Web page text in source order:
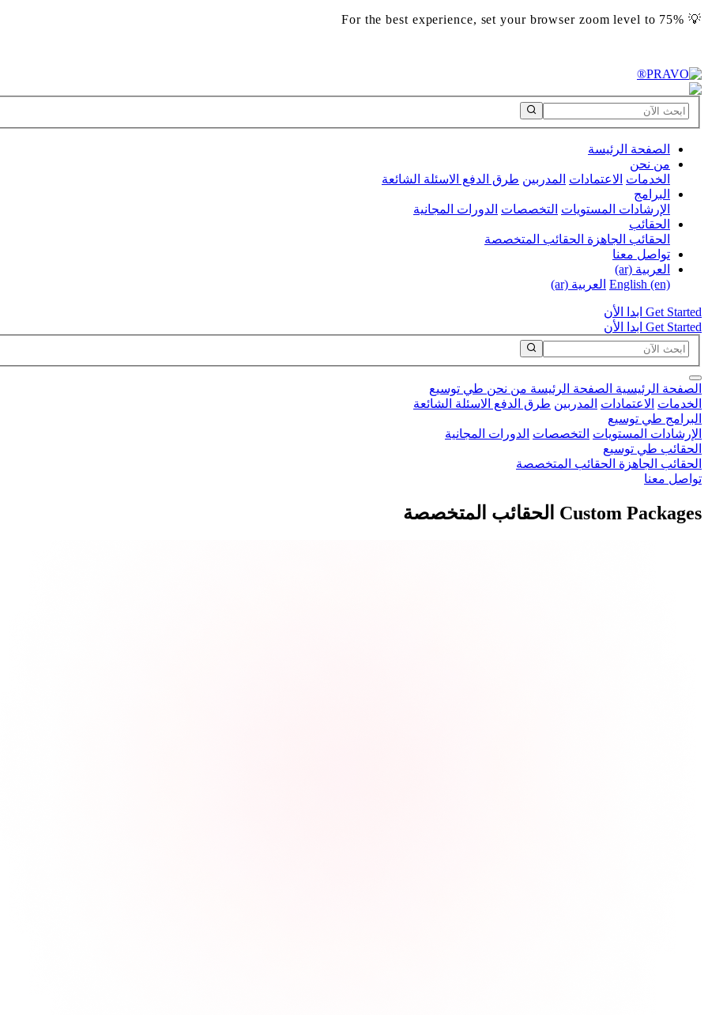
💡 For the best experience, set your browser zoom level to 75%
الصفحة الرئيسة
من نحن
الخدمات الاعتمادات المدربين طرق الدفع الاسئلة الشائعة
البرامج
الإرشادات المستويات التخصصات الدورات المجانية
الحقائب
الحقائب الجاهزة الحقائب المتخصصة
تواصل معنا
العربية ‎(ar)‎
English ‎(en)‎ العربية ‎(ar)‎
Get Started ابدا الأن
Get Started ابدا الأن
الصفحة الرئيسية الصفحة الرئيسة من نحن طي توسيع
الخدمات الاعتمادات المدربين طرق الدفع الاسئلة الشائعة
البرامج طي توسيع
الإرشادات المستويات التخصصات الدورات المجانية
الحقائب طي توسيع
الحقائب الجاهزة الحقائب المتخصصة
تواصل معنا
Custom Packages الحقائب المتخصصة